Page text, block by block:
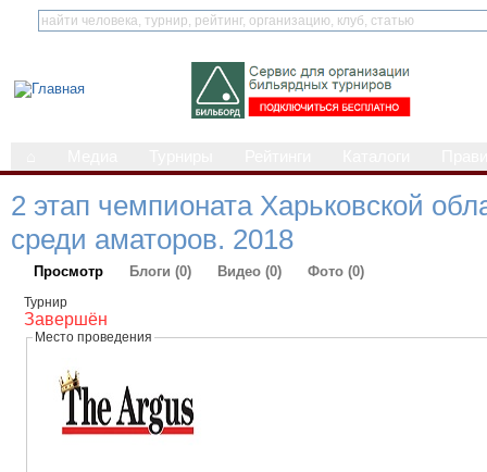
2 этап чемпионата Харьковской
среди аматоров. 2018
Просмотр Блоги (0) Видео (0) Фото (0)
Турнир
Завершён
Место проведения